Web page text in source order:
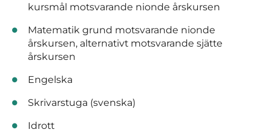
kursmål motsvarande nionde årskursen
Matematik grund motsvarande nionde
årskursen, alternativt motsvarande sjätte
årskursen
Engelska
Skrivarstuga (svenska)
Idrott